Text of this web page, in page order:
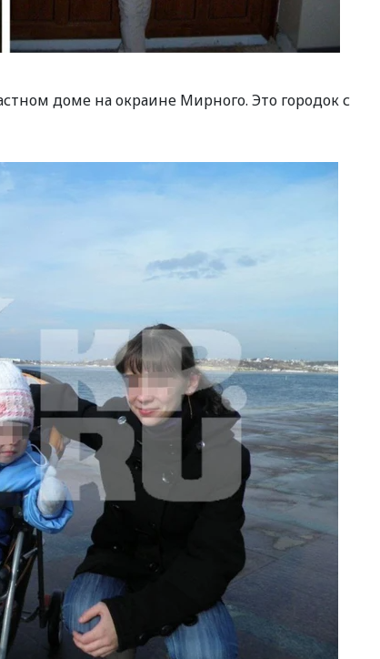
доме на окраине Мирного. Это городок с